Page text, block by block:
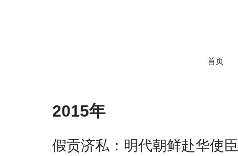
首页
2015年
假贡济私：明代朝鲜赴华使臣